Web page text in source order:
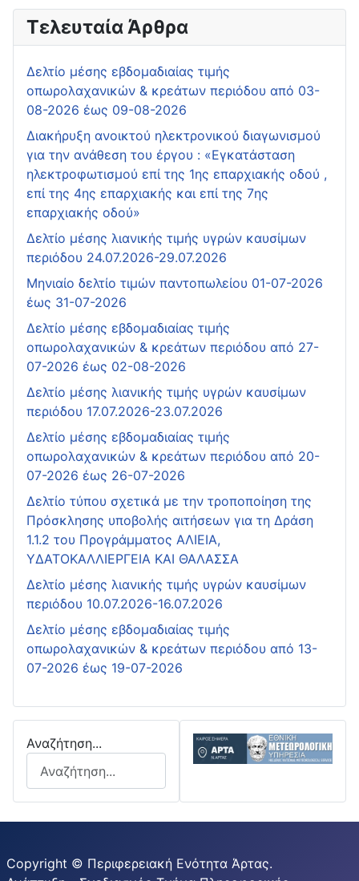
Τελευταία Άρθρα
Δελτίο μέσης εβδομαδιαίας τιμής
οπωρολαχανικών & κρεάτων περιόδου από 03-
08-2026 έως 09-08-2026
Διακήρυξη ανοικτού ηλεκτρονικού διαγωνισμού
για την ανάθεση του έργου : «Εγκατάσταση
ηλεκτροφωτισμού επί της 1ης επαρχιακής οδού ,
επί της 4ης επαρχιακής και επί της 7ης
επαρχιακής οδού»
Δελτίο μέσης λιανικής τιμής υγρών καυσίμων
περιόδου 24.07.2026-29.07.2026
Μηνιαίο δελτίο τιμών παντοπωλείου 01-07-2026
έως 31-07-2026
Δελτίο μέσης εβδομαδιαίας τιμής
οπωρολαχανικών & κρεάτων περιόδου από 27-
07-2026 έως 02-08-2026
Δελτίο μέσης λιανικής τιμής υγρών καυσίμων
περιόδου 17.07.2026-23.07.2026
Δελτίο μέσης εβδομαδιαίας τιμής
οπωρολαχανικών & κρεάτων περιόδου από 20-
07-2026 έως 26-07-2026
Δελτίο τύπου σχετικά με την τροποποίηση της
Πρόσκλησης υποβολής αιτήσεων για τη Δράση
1.1.2 του Προγράμματος ΑΛΙΕΙΑ,
ΥΔΑΤΟΚΑΛΛΙΕΡΓΕΙΑ ΚΑΙ ΘΑΛΑΣΣΑ
Δελτίο μέσης λιανικής τιμής υγρών καυσίμων
περιόδου 10.07.2026-16.07.2026
Δελτίο μέσης εβδομαδιαίας τιμής
οπωρολαχανικών & κρεάτων περιόδου από 13-
07-2026 έως 19-07-2026
Αναζήτηση...
Copyright © Περιφερειακή Ενότητα Άρτας.